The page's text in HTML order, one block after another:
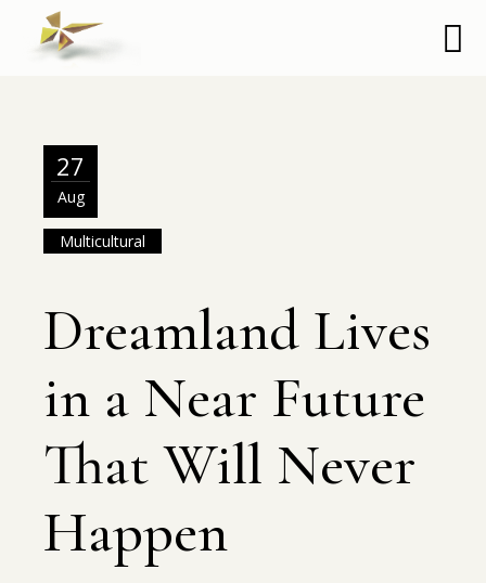
27
Aug
Multicultural
Dreamland Lives
in a Near Future
That Will Never
Happen